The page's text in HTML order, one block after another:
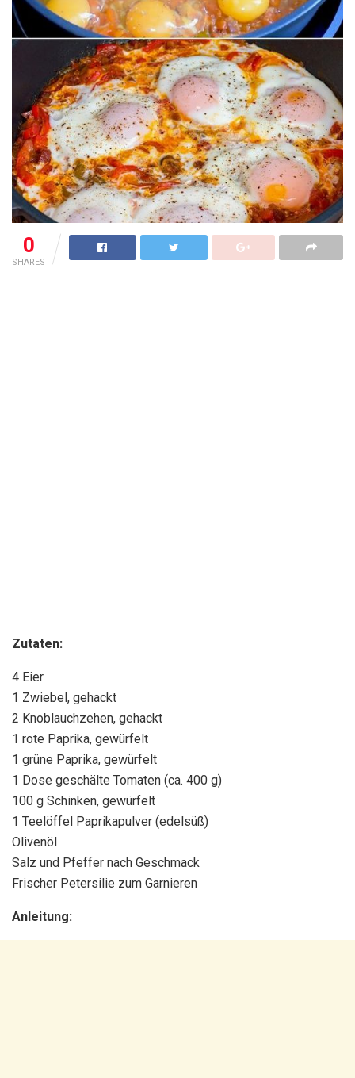
0
SHARES
Zutaten:
4 Eier
1 Zwiebel, gehackt
2 Knoblauchzehen, gehackt
1 rote Paprika, gewürfelt
1 grüne Paprika, gewürfelt
1 Dose geschälte Tomaten (ca. 400 g)
100 g Schinken, gewürfelt
1 Teelöffel Paprikapulver (edelsüß)
Olivenöl
Salz und Pfeffer nach Geschmack
Frischer Petersilie zum Garnieren
Anleitung: